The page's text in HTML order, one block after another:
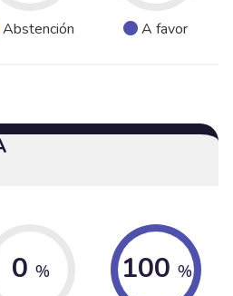
Abstención A favor
0 % 100 %